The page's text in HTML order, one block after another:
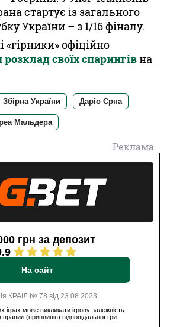
стартує із загального
України – з 1/16 фіналу.
«гірники» офіційно
своїх спарингівна
Збірна України Даріо Срна
Мальдера
Реклама
грн за депозит
На сайт
КРАІЛ № 78 від 23.08.2023
іграх може викликати ігрову залежність.
(принципів) відповідальної гри